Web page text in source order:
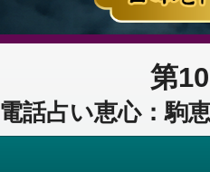
第
電話占い恵心：駒